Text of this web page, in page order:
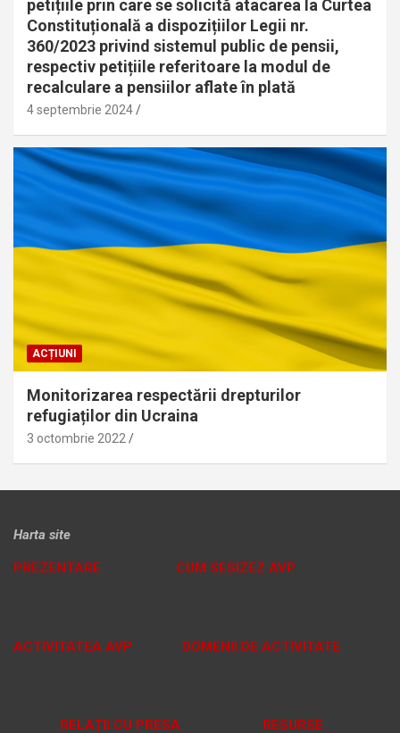
petițiile prin care se solicită atacarea la Curtea
Constituțională a dispozițiilor Legii nr.
360/2023 privind sistemul public de pensii,
respectiv petițiile referitoare la modul de
recalculare a pensiilor aflate în plată
4 septembrie 2024
ACȚIUNI
Monitorizarea respectării drepturilor
refugiaților din Ucraina
3 octombrie 2022
Harta site
PREZENTARE CUM SESIZEZ AVP
ACTIVITATEA AVP DOMENII DE ACTIVITATE
RELAȚII CU PRESA RESURSE